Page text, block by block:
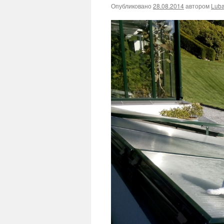
Опубликовано 28.08.2014автором